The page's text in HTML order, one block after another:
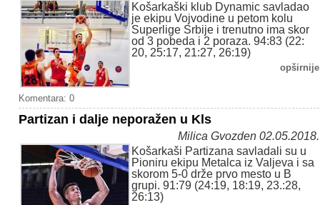
Košarkaški klub Dynamic savladao
je ekipu Vojvodine u petom kolu
Superlige Srbije i trenutno ima skor
od 3 pobeda i 2 poraza. 94:83 (22:
20, 25:17, 21:27, 26:19)
opširnije
Komentara: 0
Partizan i dalje neporažen u Kls
Milica Gvozden 02.05.2018.
Košarkaši Partizana savladali su u
Pioniru ekipu Metalca iz Valjeva i sa
skorom 5-0 drže prvo mesto u B
grupi. 91:79 (24:19, 18:19, 23.:28,
26:13)